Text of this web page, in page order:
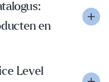
en
Level